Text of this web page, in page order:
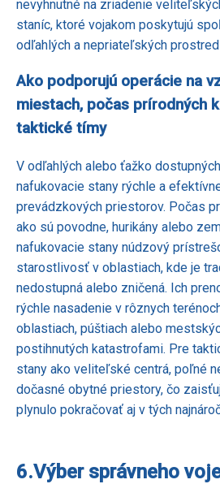
nevyhnutné na zriadenie
staníc, ktoré vojakom poskytujú
odľahlých a nepriateľských
Ako podporujú operácie na
miestach, počas prírodných
taktické tímy
V odľahlých alebo ťažko
nafukovacie stany rýchle a
prevádzkových priestorov. Počas
ako sú povodne, hurikány alebo
nafukovacie stany núdzový
starostlivosť v oblastiach, kde je
nedostupná alebo zničená. Ich
rýchle nasadenie v rôznych
oblastiach, púštiach alebo
postihnutých katastrofami. Pre
stany ako veliteľské centrá, poľné
dočasné obytné priestory, čo
plynulo pokračovať aj v tých
6.Výber správneho